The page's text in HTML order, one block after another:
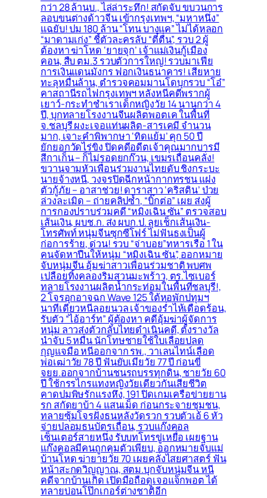
กว่า 28 ล้านบ., ไล่ล่าระทึก! สกัดจับ ขบวนการ
ลอบขนต่างด้าวจีน เข้ากรุงเทพฯ, “มหาหนึ่ง”
แฉยับ! ปม 180 ล้าน “โทน บางแค” ไม่ได้หลอก
“มาดามเก่ง” ชี้ตัวละครลับ “ตี๋ตื่น”, รวบ 2 ผู้
ต้องหา ฆ่าโหด ‘ยายจุก’ เจ้าแม่เงินกู้เมือง
คอน, สืบ ตม.3 รวบตัวการใหญ่! รวบมาเฟีย
การเงินแดนมังกร ฟอกเงินธนาคาร! เสียหาย
ทะลุหมื่นล้าน, ตำรวจคอมมานโดบุกรวบ “โอ๋”
คาสถานีรถไฟกรุงเทพฯ หลังหนีคดีพรากผู้
เยาว์-กระทำชำเราเด็กหญิงวัย 14 นานกว่า 4
ปี, บุกทลายโรงงานจีนผลิตพอตเค ในพื้นที่
จ.ชลบุรี ผงะเจอแท่นผลิต-สารเคมี จำนวน
มาก, เจาะคำพิพากษา ‘ทิดแย้ม’ คุก 50 ปี
ยักยอกวัดไร่ขิง ปิดคดีอดีตเจ้าคุณมากบารมี
สีกาเก็น – ก็ไม่รอดยกก๊วน, เขมรเถื่อนคลั่ง!
ขวานจามหัวเพื่อนร่วมงานไทยดับ ชิงกระบะ
นายจ้างหนี, วงจรปิดฉีกหน้ากากทรชน แฝง
ตัวกู้ภัย – อาสาช่วย! ดาราสาว ‘คริสติน’ ป่วย
ล่วงละเมิด – ถ่ายคลิปซ้ำ, “บิ๊กต่อ” เผย ส่งผู้
การกองปราบร่วมคดี “หมิงเฉิน ซัน” ตรวจสอบ
เส้นเงิน, ผบช.ก. ส่ง ผบก.ป. ลุยเช็กเส้นเงิน-
โทรศัพท์ หนุ่มจีนซุกซีโฟร์ ไม่ฟันธงเป็นผู้
ก่อการร้าย, ด่วน! รวบ “จ่าบอย”ทหารเรือ 1 ใน
คนจัดหาปืนให้หนุ่ม “หมิงเฉิน ซัน”, ออกหมาย
จับหนุ่มจีน อุ้มฆ่าสาวเพื่อนร่วมชาติ พบศพ
เปลือยทิ้งคลองริมสวนมะพร้าว, ตร.ไซเบอร์
ทลายโรงงานผลิตน้ำกระท่อมในพื้นที่ชลบุรี!,
2 โจรอุกอาจฉก Wave 125 ใต้หอพักปทุมฯ
นาทีเดียวหนีลอยนวล เจ้าของร่ำไห้เดือดร้อน,
รับตัว “ไอ้อาร์ท” ผู้ต้องหา คดีอุ้มฆ่าผู้จัดการ
หนุ่ม ลาวส่งตัวกลับไทยดำเนินคดี, ตั้งรางวัล
นำจับ 5 หมื่น นักโทษชายใช้ใบเลื่อยปลด
กุญแจมือ หนีออกจาก รพ., วาเลนไทน์เลือด
พ่อเฒ่าวัย 78 ปี ฟันยับเมียวัย 77 ปี ก่อนขี่
จยย.ออกจากบ้านชนรถบรรทุกดิน, ชายวัย 60
ปี ใช้กรรไกรแทงหญิงวัยเดียวกันเสียชีวิต
คาดปมพิษรักแรงหึง, 191 ปิดเกมเครือข่ายยาน
รก สกัดยาบ้า 4 แสนเม็ด ก่อนกระจายชุมชน,
ทลายซุ้มโจรฝั่งธนหลังวัดรวก รวบตัวเอ้ 6 หัว
จ่ายปลอมธนบัตรเถื่อน, รวบแก๊งคอล
เซ็นเตอร์สายหนึ่ง รับบทโทรขู่เหยื่อ เผยฐาน
แก๊งคอลมีคนถูกคุมตัวเพียบ, ออกหมายจับแม่
บ้านโหด ฆ่ายายวัย 70 เผยคลั่งไสยศาสตร์ ฟัน
หน้าสะกดวิญญาณ, สตม.บุกจับหนุ่มจีน หนี
คดีจากบ้านเกิด เปิดมือถือดูเจอแจ็กพอต ได้
ทลายบ่อนโป๊กเกอร์ต่างชาติอีก